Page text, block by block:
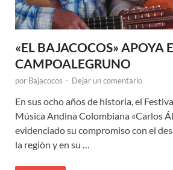
«EL BAJACOCOS» APOYA
CAMPOALEGRUNO
por Bajacocos - Dejar un comentario
En sus ocho años de historia, el
Música Andina Colombiana «Carlos
evidenciado su compromiso con el
la regiòn y en su …